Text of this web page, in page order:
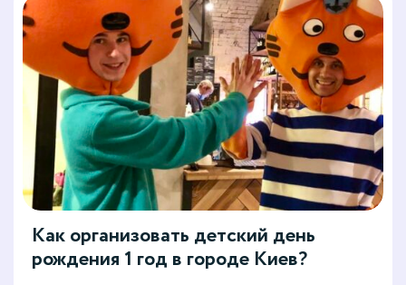
Как организовать детский день
рождения 1 год в городе Киев?